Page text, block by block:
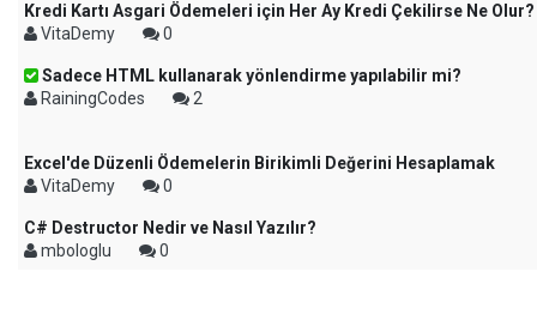
Kredi Kartı Asgari Ödemeleri için Her Ay Kredi Çekilirse Ne
VitaDemy
0
Sadece HTML kullanarak yönlendirme yapılabilir mi?
RainingCodes
2
Excel'de Düzenli Ödemelerin Birikimli Değerini Hesaplamak
VitaDemy
0
C# Destructor Nedir ve Nasıl Yazılır?
mbologlu
0